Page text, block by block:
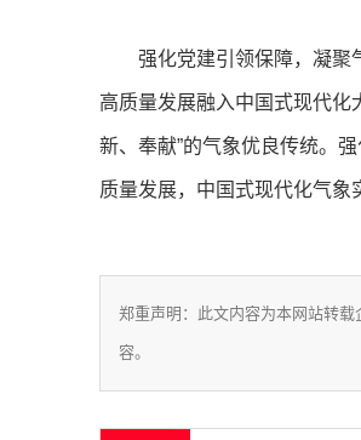
强化党建引领保障，凝聚
高质量发展融入中国式现代化
新、奉献”的气象优良传统。
质量发展，中国式现代化气象
郑重声明：此文内容为本网站转
容。